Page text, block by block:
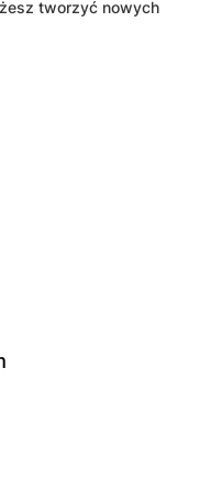
tworzyć nowych